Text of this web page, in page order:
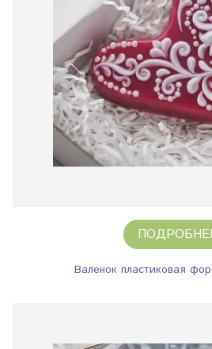
Валенок пластиковая